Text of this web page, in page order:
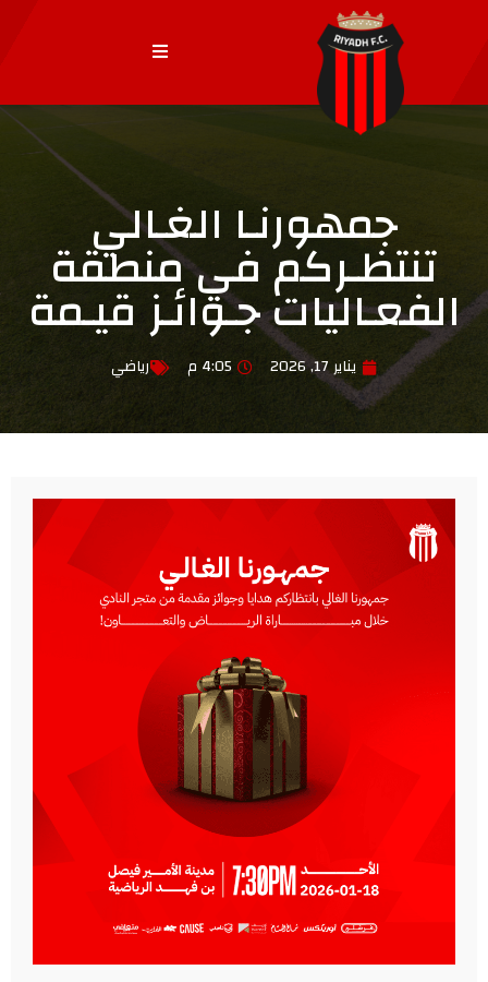
جمهورنـا الغـالي
تنتظـركم في منطقة
الفعـاليات جـوائـز قيـمة
يناير 17, 2026 4:05 م رياضي